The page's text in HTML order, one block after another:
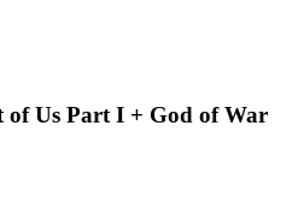
of Us Part I + God of War